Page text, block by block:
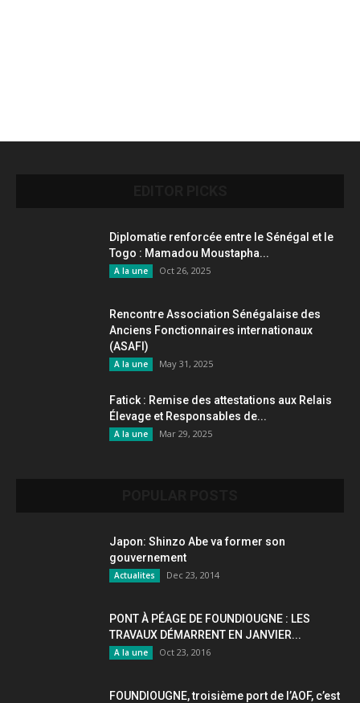
Diplomatie renforcée entre le Sénégal et le
Togo : Mamadou Moustapha...
A la une Oct 26, 2025
Rencontre Association Sénégalaise des
Anciens Fonctionnaires internationaux
(ASAFI)
A la une May 31, 2025
Fatick : Remise des attestations aux Relais
Élevage et Responsables de...
A la une Mar 29, 2025
Japon: Shinzo Abe va former son
gouvernement
Actualites Dec 23, 2014
PONT À PÉAGE DE FOUNDIOUGNE : LES
TRAVAUX DÉMARRENT EN JANVIER...
A la une Oct 23, 2016
FOUNDIOUGNE, troisième port de l’AOF, c’est